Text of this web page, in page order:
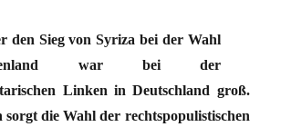
den Sieg von Syriza bei der Wahl
war bei der
Linken in Deutschland groß.
sorgt die Wahl der rechtspopulistischen